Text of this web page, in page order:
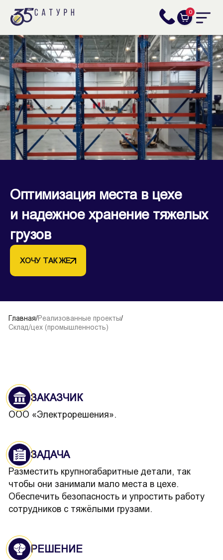
0
Оптимизация места в цехе
и надежное хранение тяжелых
грузов
ХОЧУ ТАК ЖЕ
Главная/Реализованные проекты/
Склад/цех (промышленность)
ЗАКАЗЧИК
ООО «Электрорешения».
ЗАДАЧА
Разместить крупногабаритные детали, так
чтобы они занимали мало места в цехе.
Обеспечить безопасность и упростить работу
сотрудников с тяжёлыми грузами.
РЕШЕНИЕ